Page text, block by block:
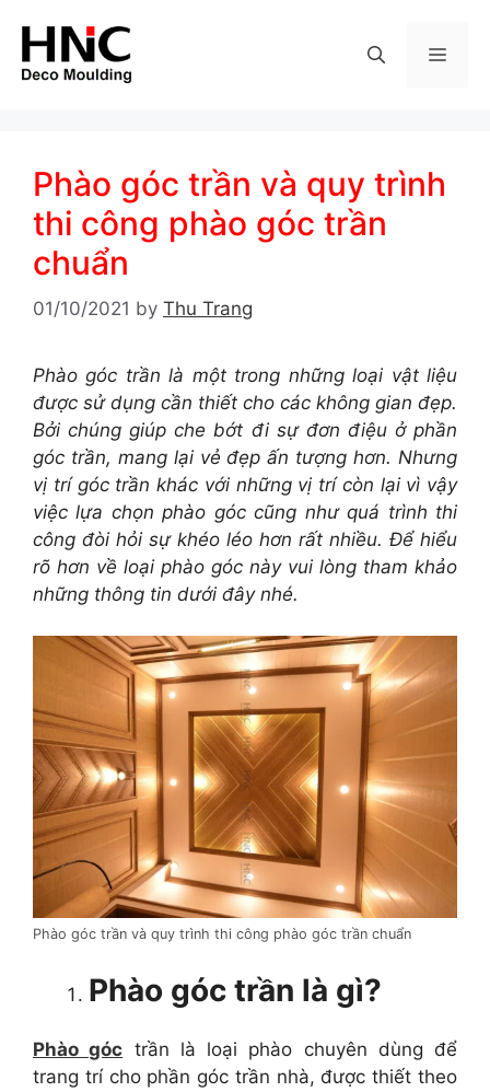
content
Phào góc trần và quy trình
thi công phào góc trần
chuẩn
01/10/2021 by Thu Trang
Phào góc trần là một trong những loại vật liệu
được sử dụng cần thiết cho các không gian đẹp.
Bởi chúng giúp che bớt đi sự đơn điệu ở phần
góc trần, mang lại vẻ đẹp ấn tượng hơn. Nhưng
vị trí góc trần khác với những vị trí còn lại vì vậy
việc lựa chọn phào góc cũng như quá trình thi
công đòi hỏi sự khéo léo hơn rất nhiều. Để hiểu
rõ hơn về loại phào góc này vui lòng tham khảo
những thông tin dưới đây nhé.
Phào góc trần và quy trình thi công phào góc trần chuẩn
Phào góc trần là gì?
Phào góc trần là loại phào chuyên dùng để
trang trí cho phần góc trần nhà, được thiết theo